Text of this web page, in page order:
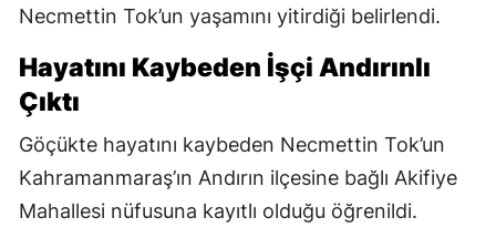
Necmettin Tok’un yaşamını yitirdiği belirlendi.
Hayatını Kaybeden İşçi Andırınlı
Çıktı
Göçükte hayatını kaybeden Necmettin Tok’un
Kahramanmaraş’ın Andırın ilçesine bağlı Akifiye
Mahallesi nüfusuna kayıtlı olduğu öğrenildi.